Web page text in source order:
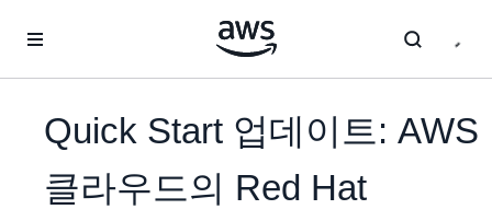
Quick Start 업데이트: AWS
클라우드의 Red Hat